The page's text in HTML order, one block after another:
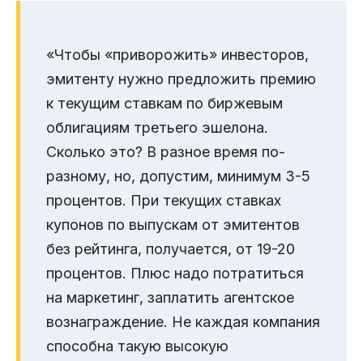
«Чтобы «приворожить» инвесторов,
эмитенту нужно предложить премию
к текущим ставкам по биржевым
облигациям третьего эшелона.
Сколько это? В разное время по-
разному, но, допустим, минимум 3-5
процентов. При текущих ставках
купонов по выпускам от эмитентов
без рейтинга, получается, от 19-20
процентов. Плюс надо потратиться
на маркетинг, заплатить агентское
вознаграждение. Не каждая компания
способна такую высокую